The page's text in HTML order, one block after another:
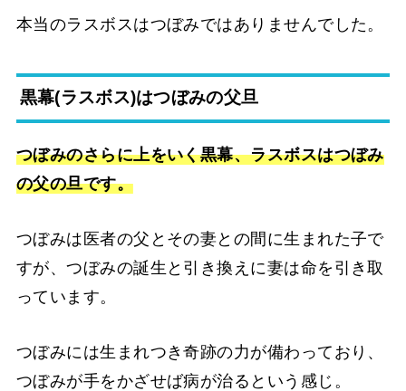
本当のラスボスはつぼみではありませんでした。
黒幕(ラスボス)はつぼみの父旦
つぼみのさらに上をいく黒幕、ラスボスはつぼみ
の父の旦です。
つぼみは医者の父とその妻との間に生まれた子で
すが、つぼみの誕生と引き換えに妻は命を引き取
っています。
つぼみには生まれつき奇跡の力が備わっており、
つぼみが手をかざせば病が治るという感じ。